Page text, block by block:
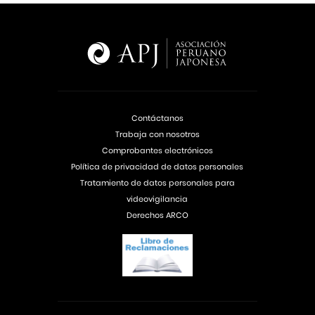
Contáctanos
Trabaja con nosotros
Comprobantes electrónicos
Política de privacidad de datos personales
Tratamiento de datos personales para
videovigilancia
Derechos ARCO